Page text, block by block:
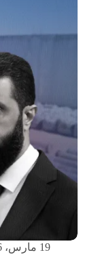
19 مارس، 2026